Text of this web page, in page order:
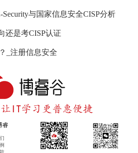
与国家信息安全CISP分析
还是考CISP认证
_注册信息安全
睿